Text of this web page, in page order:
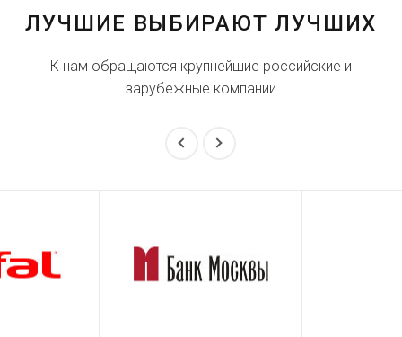
ЛУЧШИЕ ВЫБИРАЮТ ЛУЧШИХ
К нам обращаются крупнейшие российские и
зарубежные компании